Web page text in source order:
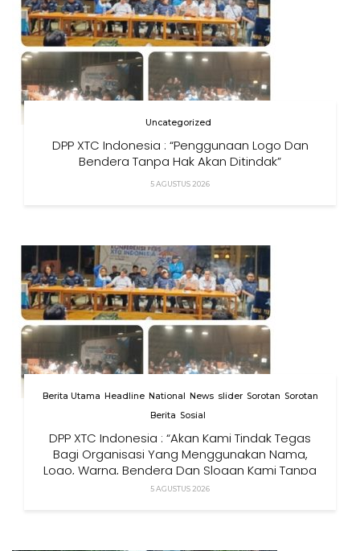
Uncategorized
DPP XTC Indonesia : “Penggunaan Logo Dan
Bendera Tanpa Hak Akan Ditindak”
5 AGUSTUS 2026
Berita Utama Headline National News slider Sorotan Sorotan
Berita Sosial
DPP XTC Indonesia : “Akan Kami Tindak Tegas
Bagi Organisasi Yang Menggunakan Nama,
Logo, Warna, Bendera Dan Slogan Kami Tanpa
Izin”
5 AGUSTUS 2026